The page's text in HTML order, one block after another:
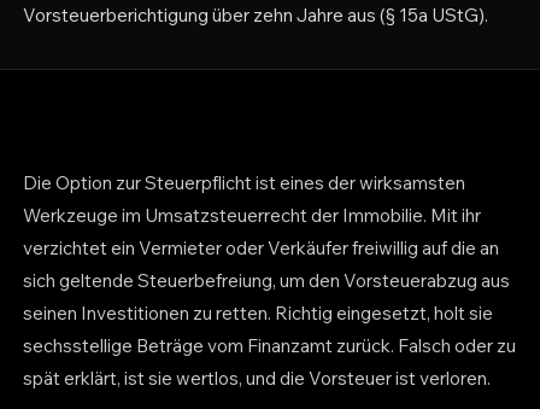
Vorsteuerberichtigung über zehn Jahre aus (§ 15a UStG).
Die Option zur Steuerpflicht ist eines der wirksamsten
Werkzeuge im Umsatzsteuerrecht der Immobilie. Mit ihr
verzichtet ein Vermieter oder Verkäufer freiwillig auf die an
sich geltende Steuerbefreiung, um den Vorsteuerabzug aus
seinen Investitionen zu retten. Richtig eingesetzt, holt sie
sechsstellige Beträge vom Finanzamt zurück. Falsch oder zu
spät erklärt, ist sie wertlos, und die Vorsteuer ist verloren.